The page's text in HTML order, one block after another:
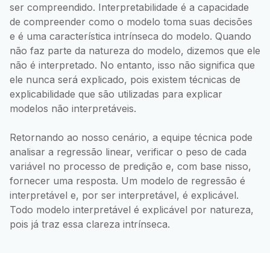
ser compreendido. Interpretabilidade é a capacidade
de compreender como o modelo toma suas decisões
e é uma característica intrínseca do modelo. Quando
não faz parte da natureza do modelo, dizemos que ele
não é interpretado. No entanto, isso não significa que
ele nunca será explicado, pois existem técnicas de
explicabilidade que são utilizadas para explicar
modelos não interpretáveis.
Retornando ao nosso cenário, a equipe técnica pode
analisar a regressão linear, verificar o peso de cada
variável no processo de predição e, com base nisso,
fornecer uma resposta. Um modelo de regressão é
interpretável e, por ser interpretável, é explicável.
Todo modelo interpretável é explicável por natureza,
pois já traz essa clareza intrínseca.